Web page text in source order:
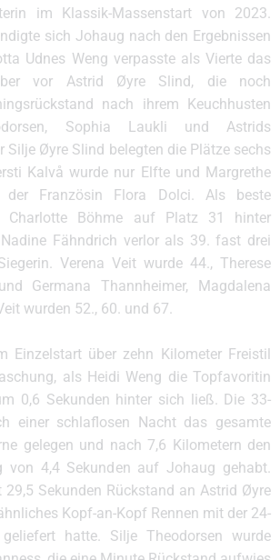
im Klassik-Massenstart von 2023.
sich Johaug nach den Ergebnissen
Udnes Weng verpasste als Vierte das
vor Astrid Øyre Slind, die noch
nach ihrem Keuchhusten
Sophia Laukli und Astrids
Silje Øyre Slind belegten die Plätze sechs
Kalvå wurde nur Elfte und Margrethe
der Französin Flora Dolci. Als beste
Charlotte Böhme auf Platz 31 hinter
Fähndrich verlor als 39. fast drei
Verena Veit wurde 44., Therese
Germana Thannheimer, Magdalena
wurden 52., 60. und 67.
Einzelstart über zehn Kilometer Freistil
als Heidi Weng die Topfavoritin
0,6 Sekunden hinter sich ließ. Die 33-
einer schlaflosen Nacht das gesamte
gelegen und nach 7,6 Kilometern den
von 4,4 Sekunden auf Johaug gehabt.
Sekunden Rückstand an Astrid Øyre
Kopf-an-Kopf Rennen mit der 24-
hatte. Silje Theodorsen wurde